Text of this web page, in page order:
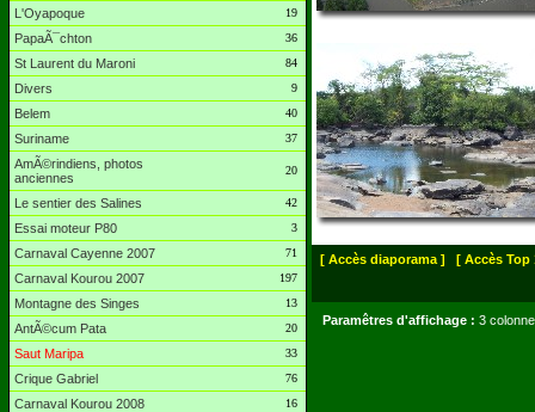
L'Oyapoque 19
PapaÃ¯chton 36
St Laurent du Maroni 84
Divers 9
Belem 40
Suriname 37
AmÃ©rindiens, photos
anciennes
20
Le sentier des Salines 42
Essai moteur P80 3
Carnaval Cayenne 2007 71
Carnaval Kourou 2007 197
Montagne des Singes 13
AntÃ©cum Pata 20
Saut Maripa 33
Crique Gabriel 76
Carnaval Kourou 2008 16
[ Accès diaporama ] [ Accès Top
Paramêtres d'affichage : 3